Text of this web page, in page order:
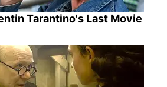
Tarantino's Last Movie